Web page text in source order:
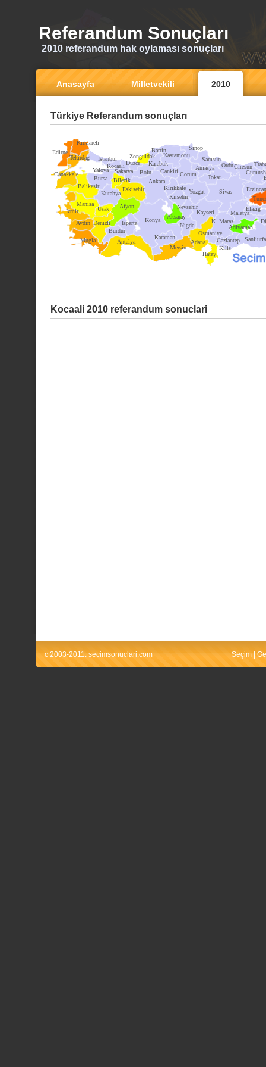
Referandum Sonuçları
2010 referandum hak oylaması sonuçları
Anasayfa Milletvekili 2010
Türkiye Referandum sonuçları
Ankara
Kirklareli
Edirne
Tekirdag
Canakkale
Balikesir
Bursa
Istanbul
Kocaeli
Sakarya
Zonguldak
Bolu
Bilecik
Eskisehir
Kutahya
Manisa
Izmir
Aydin
Mugla
Denizli
Burdur
Usak Afyon
Isparta
Antalya
Konya
Mersin
Kirsehir
Cankiri
Kastamonu
Sinop
Corum
Yozgat
Nevsehir
Nigde
Adana
Hatay
K. Maras
Kayseri
Sivas
Tokat
Amasya
Samsun
OrduGiresun
Erzincan
Malatya
Gaziantep Sanliurfa
Adiyaman
Elazig
Kirikkale
Karaman
Aksaray
Kilis
Duzce Karabuk
Bartin
Osmaniye
Yalova
Kocaali 2010 referandum sonuclari
c 2003-2011. secimsonuclari.com Seçim